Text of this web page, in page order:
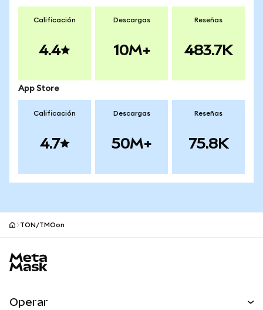
Calificación
4.4
Descargas
10M+
Reseñas
483.7K
App Store
Calificación
4.7
Descargas
50M+
Reseñas
75.8K
TON/TMOon
Operar